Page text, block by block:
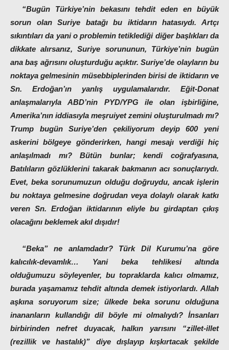
“Bugün Türkiye’nin bekasını tehdit eden en büyük
sorun olan Suriye batağı bu iktidarın hatasıydı. Artçı
sıkıntıları da yani o problemin tetiklediği diğer başlıkları da
dikkate alırsanız, Suriye sorununun, Türkiye’nin bugün
ana baş ağrısını oluşturduğu açıktır. Suriye’de olayların bu
noktaya gelmesinin müsebbiplerinden birisi de iktidarın ve
Sn. Erdoğan’ın yanlış uygulamalarıdır. Eğit-Donat
anlaşmalarıyla ABD’nin PYD/YPG ile olan işbirliğine,
Amerika’nın iddiasıyla meşruiyet zemini oluşturulmadı mı?
Trump bugün Suriye’den çekiliyorum deyip 600 yeni
askerini bölgeye gönderirken, hangi mesajı verdiği hiç
anlaşılmadı mı? Bütün bunlar; kendi coğrafyasına,
Batılıların gözlüklerini takarak bakmanın acı sonuçlarıydı.
Evet, beka sorunumuzun olduğu doğruydu, ancak işlerin
bu noktaya gelmesine doğrudan veya dolaylı olarak katkı
veren Sn. Erdoğan iktidarının eliyle bu girdaptan çıkış
olacağını beklemek akıl dışıdır!
“Beka” ne anlamdadır? Türk Dil Kurumu’na göre
kalıcılık-devamlık… Yani beka tehlikesi altında
olduğumuzu söyleyenler, bu topraklarda kalıcı olmamız,
burada yaşamamız tehdit altında demek istiyorlardı. Allah
aşkına soruyorum size; ülkede beka sorunu olduğuna
inananların kullandığı dil böyle mi olmalıydı? İnsanları
birbirinden nefret duyacak, halkın yarısını “zillet-illet
(rezillik ve hastalık)” diye dışlayıp kışkırtacak şekilde